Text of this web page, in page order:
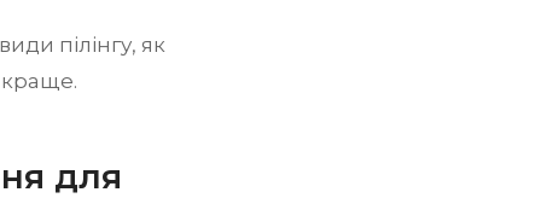
пілінгу, як
для